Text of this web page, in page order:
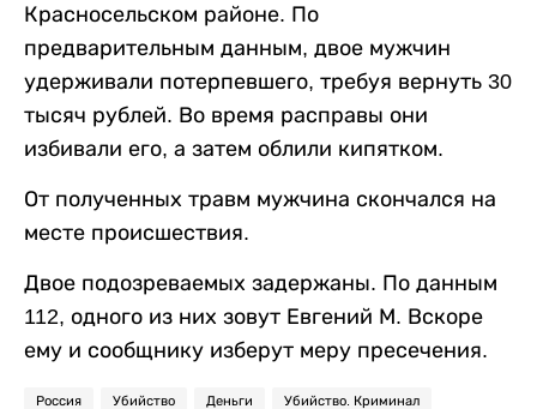
Красносельском районе. По
предварительным данным, двое мужчин
удерживали потерпевшего, требуя вернуть 30
тысяч рублей. Во время расправы они
избивали его, а затем облили кипятком.
От полученных травм мужчина скончался на
месте происшествия.
Двое подозреваемых задержаны. По данным
112, одного из них зовут Евгений М. Вскоре
ему и сообщнику изберут меру пресечения.
Россия Убийство Деньги Убийство. Криминал